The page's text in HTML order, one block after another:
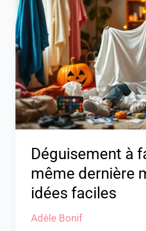
Déguisement à
même dernière
idées faciles
Adèle Bonif
faire
soi-
même
dernière
minute
:
10
idées